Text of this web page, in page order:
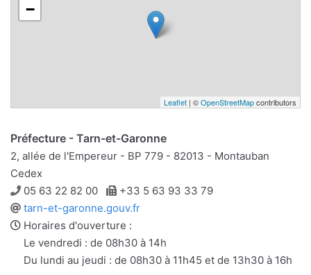
−
Leaflet | ©OpenStreetMapcontributors
Préfecture - Tarn-et-Garonne
2, allée de l'Empereur - BP 779 - 82013 - Montauban
Cedex
Téléphone
05 63 22 82 00 Télécopie
+33 5 63 93 33 79
Site
web
tarn-et-garonne.gouv.fr
Horaires d'ouverture :
Le vendredi : de 08h30 à 14h
Du lundi au jeudi : de 08h30 à 11h45 et de 13h30 à 16h